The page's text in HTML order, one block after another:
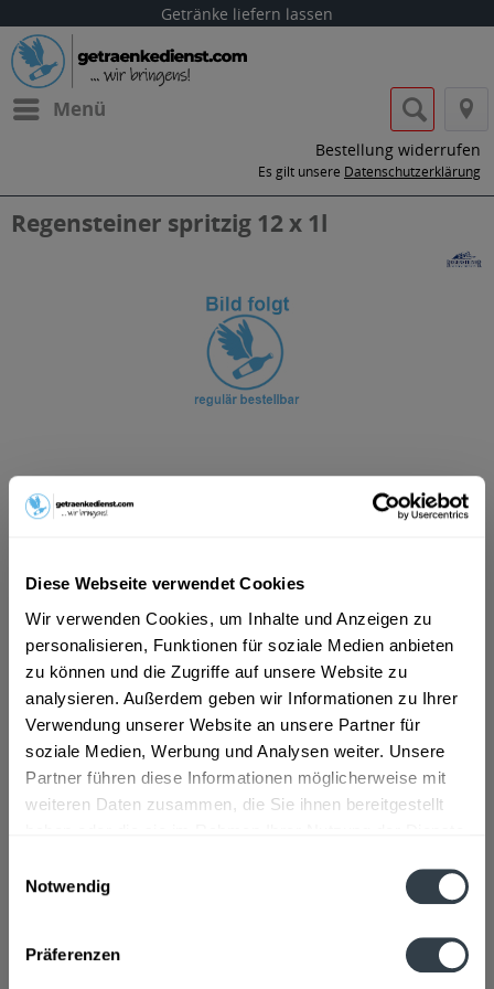
Diese Webseite verwendet Cookies
Wir verwenden Cookies, um Inhalte und Anzeigen zu
personalisieren, Funktionen für soziale Medien anbieten
zu können und die Zugriffe auf unsere Website zu
analysieren. Außerdem geben wir Informationen zu Ihrer
Verwendung unserer Website an unsere Partner für
soziale Medien, Werbung und Analysen weiter. Unsere
Partner führen diese Informationen möglicherweise mit
weiteren Daten zusammen, die Sie ihnen bereitgestellt
Notwendig
Präferenzen
Getränke liefern lassen
Menü
Bestellung widerrufen
Es gilt unsere Datenschutzerklärung
Regensteiner spritzig 12 x 1l
Inhalt:12 Liter (0,49 € * / 1 Liter)
Vorrätig
MEHRWEG
+4,50 € Pfand
In denWarenkorb
Artikel-Nr.:
31938
mehr